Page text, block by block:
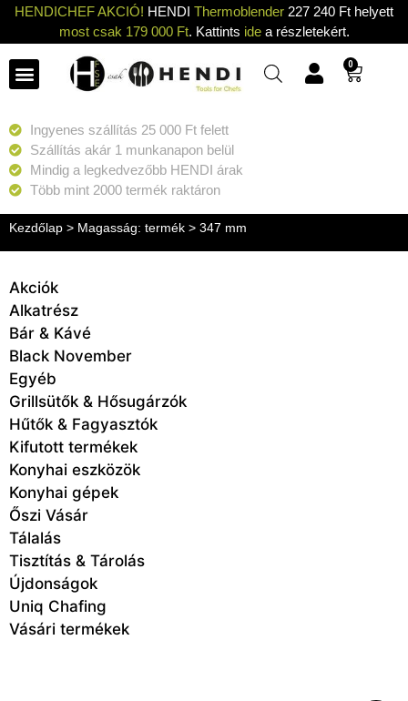
HENDICHEF AKCIÓ! HENDI Thermoblender 227 240 Ft helyett
most csak 179 000 Ft. Kattints idea részletekért.
0
Ingyenes szállítás 25 000 Ft felett
Szállítás akár 1 munkanapon belül
Mindig a legkedvezőbb HENDI árak
Több mint 2000 termék raktáron
Kezdőlap > Magasság: termék > 347 mm
Akciók
Alkatrész
Bár & Kávé
Black November
Egyéb
Grillsütők & Hősugárzók
Hűtők & Fagyasztók
Kifutott termékek
Konyhai eszközök
Konyhai gépek
Őszi Vásár
Tálalás
Tisztítás & Tárolás
Újdonságok
Uniq Chafing
Vásári termékek